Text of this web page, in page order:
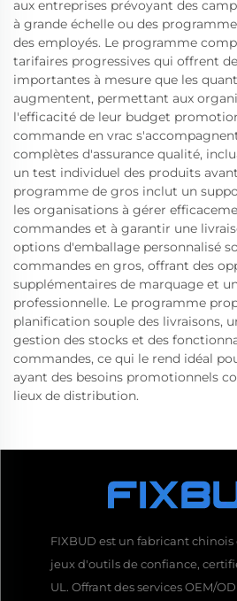
aux entreprises prévoyant des
à grande échelle ou des
des employés. Le programme
tarifaires progressives qui offrent
importantes à mesure que les
augmentent, permettant aux
l'efficacité de leur budget
commande en vrac
complètes d'assurance qualité,
un test individuel des produits
programme de gros inclut un
les organisations à gérer
commandes et à garantir une
options d'emballage personnalisé
commandes en gros, offrant des
supplémentaires de marquage et
professionnelle. Le programme
planification souple des livraisons,
gestion des stocks et des
commandes, ce qui le rend idéal
ayant des besoins promotionnels
lieux de distribution.
FIXBUD est un fabricant
jeux d'outils de confiance,
UL. Offrant des services OEM/